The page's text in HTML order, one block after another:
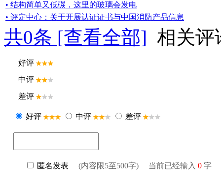
• 结构简单又低碳，这里的玻璃会发电
• 评定中心：关于开展认证证书与中国消防产品信息
共0条 [查看全部] 相关评